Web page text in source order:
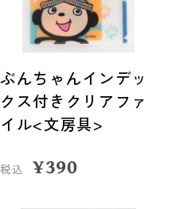
ぶんちゃんインデッ
クス付きクリアファ
イル<文房具>
税込 ¥390